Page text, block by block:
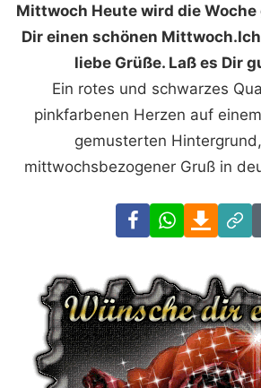
Mittwoch Heute wird die
Dir einen schönen
liebe Grüße. Laß es Dir
Ein rotes und schwarzes
pinkfarbenen Herzen auf
gemusterten
mittwochsbezogener Gruß in
FacebookWhatsApp
Link